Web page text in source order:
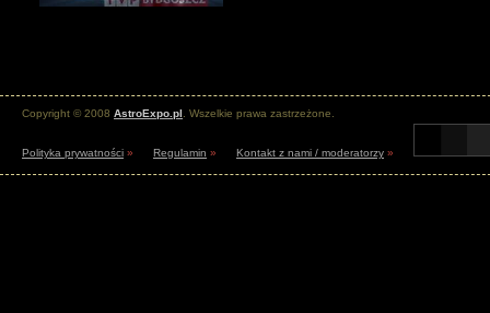
Copyright © 2008 AstroExpo.pl . Wszelkie prawa zastrzeżone.
Polityka prywatności » Regulamin » Kontakt z nami / moderatorzy »